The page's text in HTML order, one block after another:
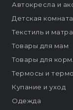
Автокресла и
Детская комната
Текстиль и
Товары для мам
Товары для
Термосы и
Купание и уход
Одежда